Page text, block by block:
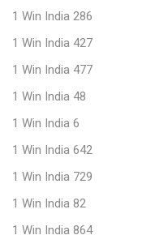
1 Win India 286
1 Win India 427
1 Win India 477
1 Win India 48
1 Win India 6
1 Win India 642
1 Win India 729
1 Win India 82
1 Win India 864